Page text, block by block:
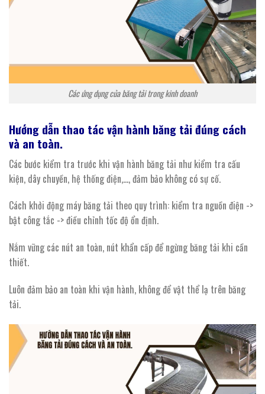
Các ứng dụng của băng tải trong kinh doanh
Hướng dẫn thao tác vận hành băng tải đúng cách
và an toàn.
Các bước kiểm tra trước khi vận hành băng tải như kiểm tra cấu
kiện, dây chuyền, hệ thống điện,…, đảm bảo không có sự cố.
Cách khởi động máy băng tải theo quy trình: kiểm tra nguồn điện ->
bật công tắc -> điều chỉnh tốc độ ổn định.
Nắm vững các nút an toàn, nút khẩn cấp để ngừng băng tải khi cần
thiết.
Luôn đảm bảo an toàn khi vận hành, không để vật thể lạ trên băng
tải.